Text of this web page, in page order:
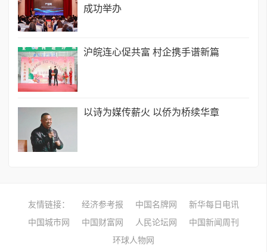
成功举办
沪皖连心促共富 村企携手谱新篇
以诗为媒传薪火 以侨为桥续华章
友情链接： 经济参考报 中国名牌网
新华每日电讯
中国城市网
中国财富网 人民论坛网
中国新闻周刊
环球人物网